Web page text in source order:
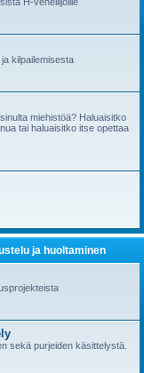
kilpailemisesta
miehistöä? Haluaisitko
tai haluaisitko itse opettaa
ja huoltaminen
sekä purjeiden käsittelystä.